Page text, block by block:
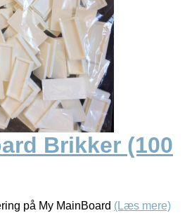
Brikker (100
på My MainBoard (Læs mere)